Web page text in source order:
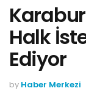
Halk
Ediyor
by Haber Merkezi